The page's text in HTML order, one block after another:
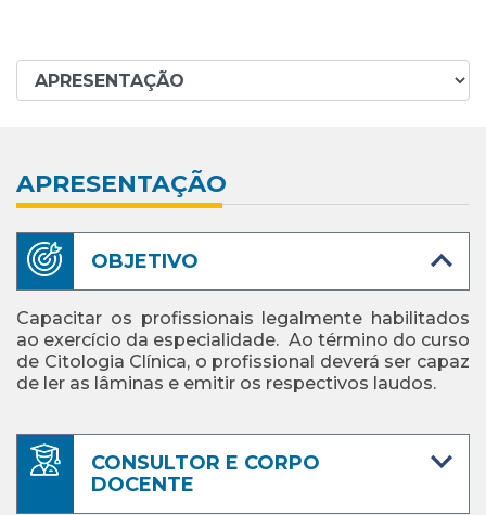
APRESENTAÇÃO
OBJETIVO
Capacitar os profissionais legalmente habilitados
ao exercício da especialidade. Ao término do curso
de Citologia Clínica, o profissional deverá ser capaz
de ler as lâminas e emitir os respectivos laudos.
CONSULTOR E CORPO
DOCENTE